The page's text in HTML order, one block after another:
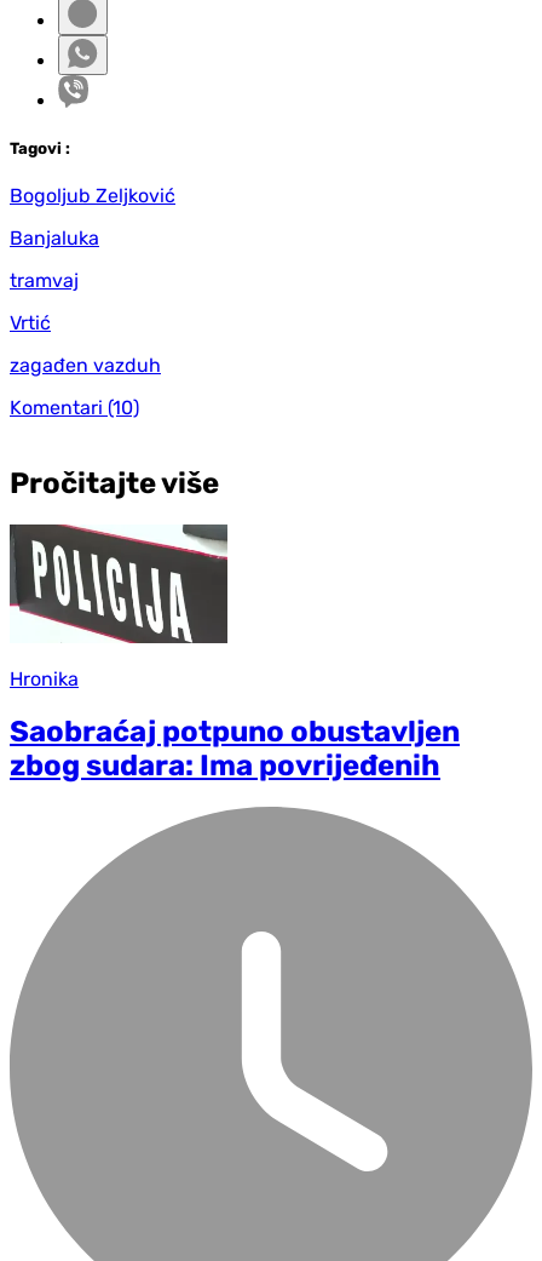
Tagovi :
Bogoljub Zeljković
Banjaluka
tramvaj
Vrtić
zagađen vazduh
Komentari (10)
Pročitajte više
Hronika
Saobraćaj potpuno obustavljen
zbog sudara: Ima povrijeđenih